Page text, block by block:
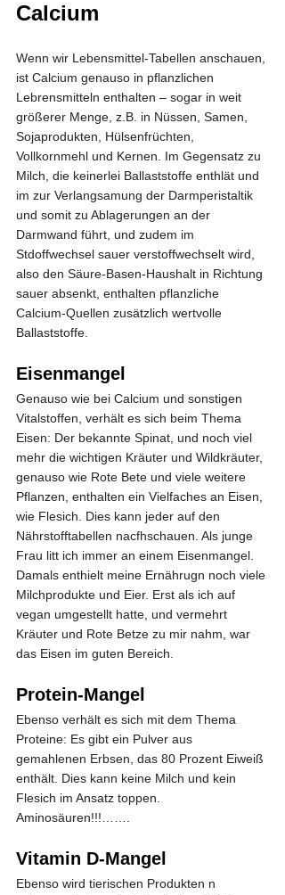
Calcium
Wenn wir Lebensmittel-Tabellen anschauen,
ist Calcium genauso in pflanzlichen
Lebrensmitteln enthalten – sogar in weit
größerer Menge, z.B. in Nüssen, Samen,
Sojaprodukten, Hülsenfrüchten,
Vollkornmehl und Kernen. Im Gegensatz zu
Milch, die keinerlei Ballaststoffe enthlät und
im zur Verlangsamung der Darmperistaltik
und somit zu Ablagerungen an der
Darmwand führt, und zudem im
Stdoffwechsel sauer verstoffwechselt wird,
also den Säure-Basen-Haushalt in Richtung
sauer absenkt, enthalten pflanzliche
Calcium-Quellen zusätzlich wertvolle
Ballaststoffe.
Eisenmangel
Genauso wie bei Calcium und sonstigen
Vitalstoffen, verhält es sich beim Thema
Eisen: Der bekannte Spinat, und noch viel
mehr die wichtigen Kräuter und Wildkräuter,
genauso wie Rote Bete und viele weitere
Pflanzen, enthalten ein Vielfaches an Eisen,
wie Flesich. Dies kann jeder auf den
Nährstofftabellen nacfhschauen. Als junge
Frau litt ich immer an einem Eisenmangel.
Damals enthielt meine Ernährugn noch viele
Milchprodukte und Eier. Erst als ich auf
vegan umgestellt hatte, und vermehrt
Kräuter und Rote Betze zu mir nahm, war
das Eisen im guten Bereich.
Protein-Mangel
Ebenso verhält es sich mit dem Thema
Proteine: Es gibt ein Pulver aus
gemahlenen Erbsen, das 80 Prozent Eiweiß
enthält. Dies kann keine Milch und kein
Flesich im Ansatz toppen.
Aminosäuren!!!…….
Vitamin D-Mangel
Ebenso wird tierischen Produkten n